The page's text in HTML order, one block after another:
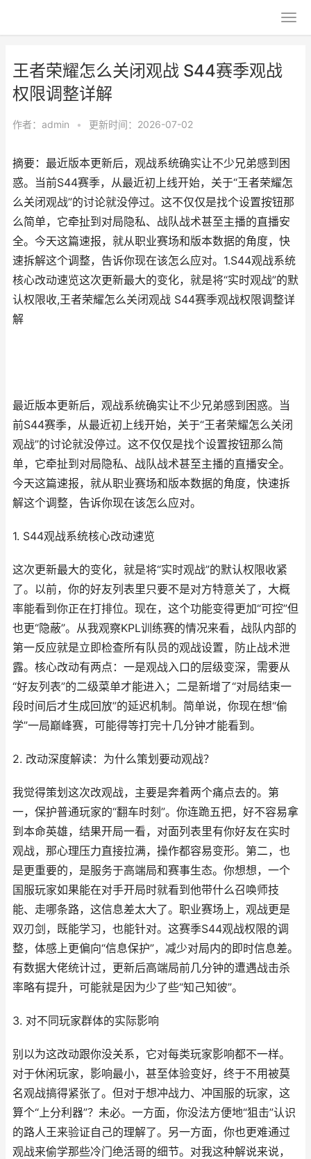
王者荣耀怎么关闭观战 S44赛季观战
权限调整详解
作者： admin • 更新时间：2026-07-02
摘要：最近版本更新后，观战系统确实让不少兄弟感到困
惑。当前S44赛季，从最近初上线开始，关于“王者荣耀怎
么关闭观战”的讨论就没停过。这不仅仅是找个设置按钮那
么简单，它牵扯到对局隐私、战队战术甚至主播的直播安
全。今天这篇速报，就从职业赛场和版本数据的角度，快
速拆解这个调整，告诉你现在该怎么应对。1.S44观战系统
核心改动速览这次更新最大的变化，就是将“实时观战”的默
认权限收,王者荣耀怎么关闭观战 S44赛季观战权限调整详
解
最近版本更新后，观战系统确实让不少兄弟感到困惑。当
前S44赛季，从最近初上线开始，关于“王者荣耀怎么关闭
观战”的讨论就没停过。这不仅仅是找个设置按钮那么简
单，它牵扯到对局隐私、战队战术甚至主播的直播安全。
今天这篇速报，就从职业赛场和版本数据的角度，快速拆
解这个调整，告诉你现在该怎么应对。
1. S44观战系统核心改动速览
这次更新最大的变化，就是将“实时观战”的默认权限收紧
了。以前，你的好友列表里只要不是对方特意关了，大概
率能看到你正在打排位。现在，这个功能变得更加“可控”但
也更“隐蔽”。从我观察KPL训练赛的情况来看，战队内部的
第一反应就是立即检查所有队员的观战设置，防止战术泄
露。核心改动有两点：一是观战入口的层级变深，需要从
“好友列表”的二级菜单才能进入；二是新增了“对局结束一
段时间后才生成回放”的延迟机制。简单说，你现在想“偷
学”一局巅峰赛，可能得等打完十几分钟才能看到。
2. 改动深度解读：为什么策划要动观战？
我觉得策划这次改观战，主要是奔着两个痛点去的。第
一，保护普通玩家的“翻车时刻”。你连跪五把，好不容易拿
到本命英雄，结果开局一看，对面列表里有你好友在实时
观战，那心理压力直接拉满，操作都容易变形。第二，也
是更重要的，是服务于高端局和赛事生态。你想想，一个
国服玩家如果能在对手开局时就看到他带什么召唤师技
能、走哪条路，这信息差太大了。职业赛场上，观战更是
双刃剑，既能学习，也能针对。这赛季S44观战权限的调
整，体感上更偏向“信息保护”，减少对局内的即时信息差。
有数据大佬统计过，更新后高端局前几分钟的遭遇战击杀
率略有提升，可能就是因为少了些“知己知彼”。
3. 对不同玩家群体的实际影响
别以为这改动跟你没关系，它对每类玩家影响都不一样。
对于休闲玩家，影响最小，甚至体验变好，终于不用被莫
名观战搞得紧张了。但对于想冲战力、冲国服的玩家，这
算个“上分利器”？未必。一方面，你没法方便地“狙击”认识
的路人王来验证自己的理解了。另一方面，你也更难通过
观战来偷学那些冷门绝活哥的细节。对我这种解说来说，